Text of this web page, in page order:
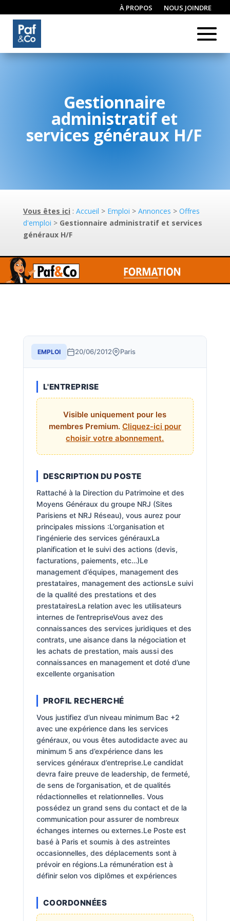
À PROPOS
NOUS JOINDRE
Gestionnaire
administratif et
services généraux H/F
Vous êtes ici : Accueil > Emploi > Annonces > Offres
d'emploi > Gestionnaire administratif et services
généraux H/F
EMPLOI 20/06/2012 Paris
L'ENTREPRISE
Visible uniquement pour les
membres Premium. Cliquez-ici pour
choisir votre abonnement.
DESCRIPTION DU POSTE
Rattaché à la Direction du Patrimoine et des
Moyens Généraux du groupe NRJ (Sites
Parisiens et NRJ Réseau), vous aurez pour
principales missions :L’organisation et
l’ingénierie des services générauxLa
planification et le suivi des actions (devis,
facturations, paiements, etc…)Le
management d’équipes, management des
prestataires, management des actionsLe suivi
de la qualité des prestations et des
prestatairesLa relation avec les utilisateurs
internes de l’entrepriseVous avez des
connaissances des services juridiques et des
contrats, une aisance dans la négociation et
les achats de prestation, mais aussi des
connaissances en management et doté d’une
excellente organisation
PROFIL RECHERCHÉ
Vous justifiez d’un niveau minimum Bac +2
avec une expérience dans les services
généraux, ou vous êtes autodidacte avec au
minimum 5 ans d’expérience dans les
services généraux d’entreprise.Le candidat
devra faire preuve de leadership, de fermeté,
de sens de l’organisation, et de qualités
rédactionnelles et relationnelles. Vous
possédez un grand sens du contact et de la
communication pour assurer de nombreux
échanges internes ou externes.Le Poste est
basé à Paris et soumis à des astreintes
occasionnelles, des déplacements sont à
prévoir en régions.La rémunération est à
définir selon vos diplômes et expériences
COORDONNÉES